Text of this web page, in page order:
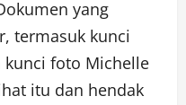
yang
termasuk kunci
foto Michelle
itu dan hendak